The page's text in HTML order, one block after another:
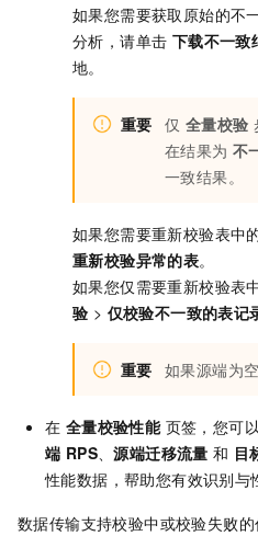
如果您需要获取原始的不
分析，请单击 下载不一致
地。
重要 仅 全量校验
在结果为 不
一致结果。
如果您需要重新校验表中
重新校验异常的表。
如果您仅需要重新校验表
验 > 仅校验不一致的表记
重要 如果源端为
在 全量校验性能页签，您可
端 RPS、源端迁移流量 和 目
性能数据，帮助您有效识别与
数据传输支持校验中或校验失败